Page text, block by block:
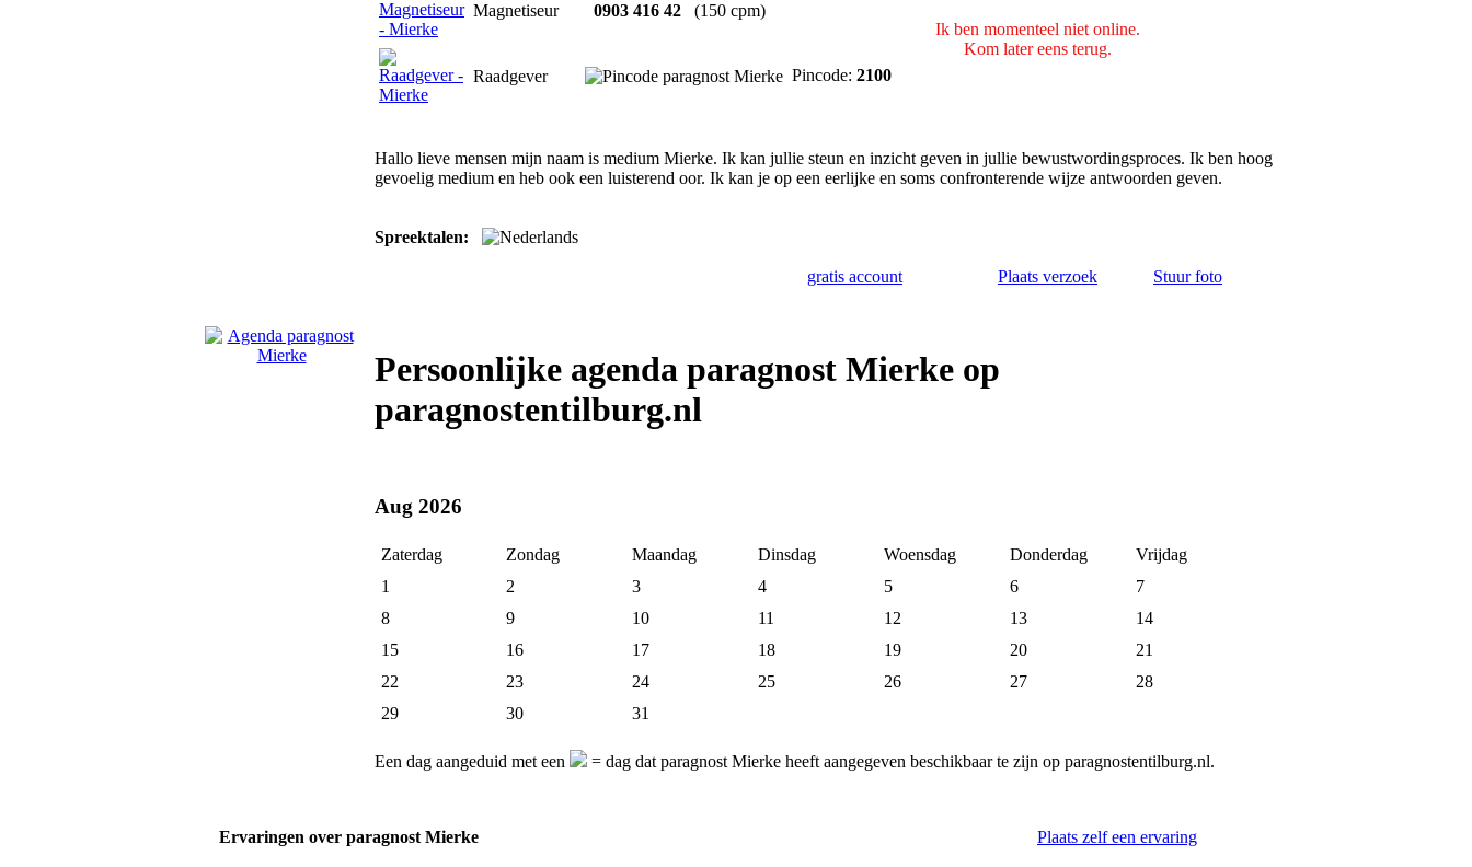
Ik ben momenteel niet online.
Kom later eens terug.
Magnetiseur 0903 416 42 (150 cpm)
Raadgever Pincode: 2100
Hallo lieve mensen mijn naam is medium Mierke. Ik kan jullie steun en inzicht geven in jullie bewustwordingsproces. Ik ben hoog
gevoelig medium en heb ook een luisterend oor. Ik kan je op een eerlijke en soms confronterende wijze antwoorden geven.
Spreektalen:
gratis account Plaats verzoek Stuur foto
Persoonlijke agenda paragnost Mierke op
paragnostentilburg.nl
Aug 2026
Zaterdag Zondag Maandag Dinsdag Woensdag Donderdag
Vrijdag
1
2 3 4 5 6
7
8
9 10 11 12 13
14
15
16 17 18 19 20
21
22
23 24 25 26 27
28
29
30 31
Een dag aangeduid met een = dag dat paragnost Mierke heeft aangegeven beschikbaar te zijn op paragnostentilburg.nl.
Ervaringen over paragnost Mierke Plaats zelf een ervaring